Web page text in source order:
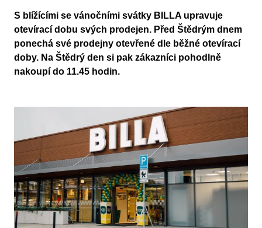
S blížícími se vánočními svátky BILLA upravuje
otevírací dobu svých prodejen. Před Štědrým dnem
ponechá své prodejny otevřené dle běžné otevírací
doby. Na Štědrý den si pak zákazníci pohodlně
nakoupí do 11.45 hodin.